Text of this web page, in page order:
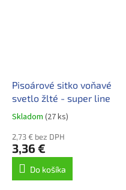
Pisoárové sitko voňavé
svetlo žlté - super line
Skladom (27 ks)
2,73 € bez DPH
3,36 €
Do košíka